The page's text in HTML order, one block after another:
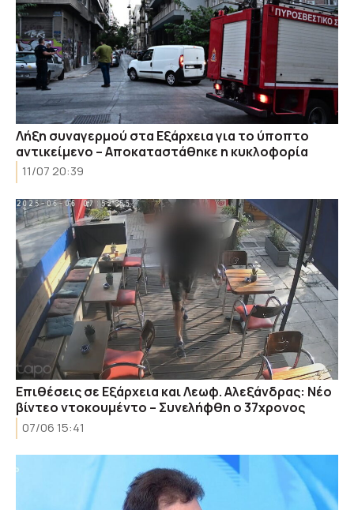
Λήξη συναγερμού στα Εξάρχεια για το ύποπτο
αντικείμενο – Αποκαταστάθηκε η κυκλοφορία
11/07 20:39
Επιθέσεις σε Εξάρχεια και Λεωφ. Αλεξάνδρας: Νέο
βίντεο ντοκουμέντο – Συνελήφθη ο 37χρονος
07/06 15:41